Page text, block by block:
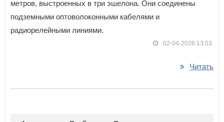
метров, выстроенных в три эшелона. Они соединены
подземными оптоволоконными кабелями и
радиорелейными линиями.
02-04-2026 13:03
Читать